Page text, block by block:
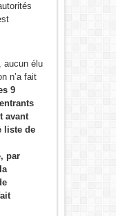
aucun élu
n’a fait
9
avant
liste de
par